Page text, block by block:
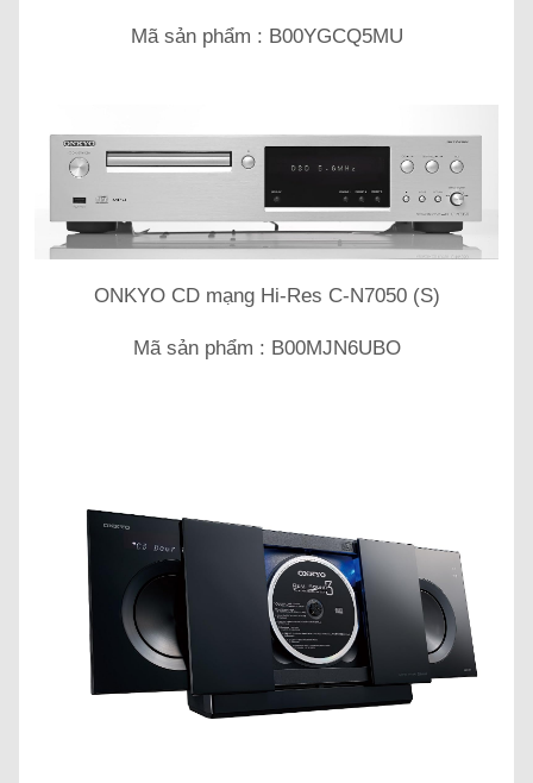
Mã sản phẩm : B00YGCQ5MU
ONKYO CD mạng Hi-Res C-N7050 (S)
Mã sản phẩm : B00MJN6UBO